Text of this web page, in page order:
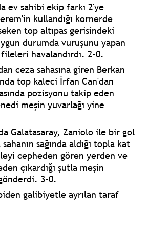
ev sahibi ekip farkı 2'ye
kullandığı kornerde
top altıpas gerisindeki
durumda vuruşunu yapan
havalandırdı. 2-0.
ceza sahasına giren Berkan
top kaleci İrfan Can'dan
pozisyonu takip eden
meşin yuvarlağı yine
Galatasaray, Zaniolo ile bir gol
sağında aldığı topla kat
cepheden gören yerden ve
çıkardığı şutla meşin
3-0.
galibiyetle ayrılan taraf